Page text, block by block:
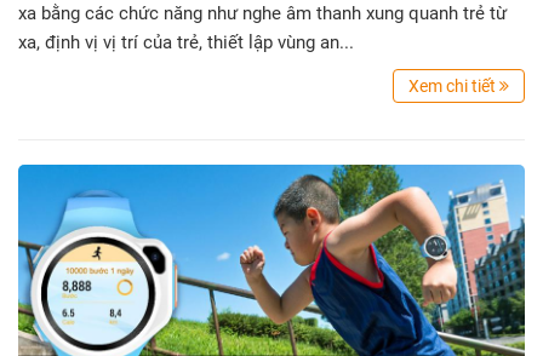
xa bằng các chức năng như nghe âm thanh xung quanh trẻ từ
xa, định vị vị trí của trẻ, thiết lập vùng an...
Xem chi tiết